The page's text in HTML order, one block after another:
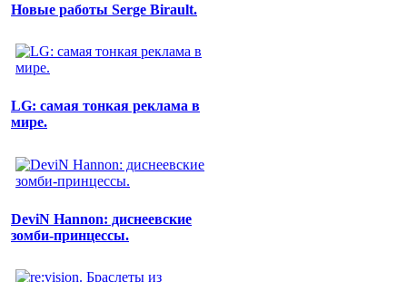
Новые работы Serge Birault.
LG: самая тонкая реклама в
мире.
DeviN Hannon: диснеевские
зомби-принцессы.